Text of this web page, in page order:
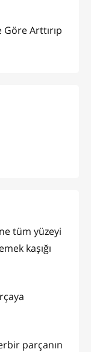
Göre Arttırıp
tüm yüzeyi
kaşığı
parçanın